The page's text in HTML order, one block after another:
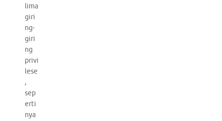
lima
giri
ng-
giri
ng
privi
lese
,
sep
erti
nya